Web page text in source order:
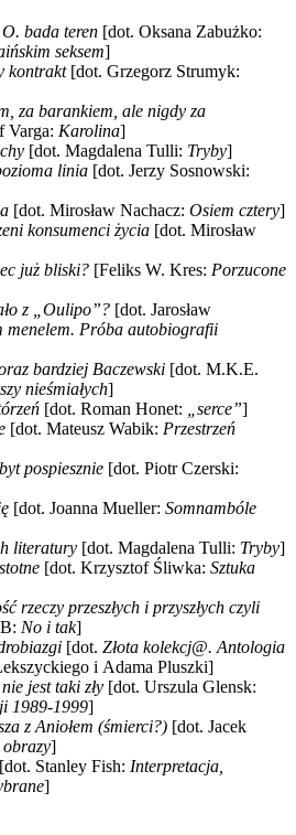
bada teren [dot. Oksana Zabużko:
seksem]
kontrakt[dot. Grzegorz Strumyk:
za barankiem, ale nigdy za
Varga: Karolina]
[dot. Magdalena Tulli: Tryby]
linia [dot. Jerzy Sosnowski:
[dot. Mirosław Nachacz: Osiem cztery]
konsumenci życia [dot. Mirosław
już bliski? [Feliks W. Kres: Porzucone
z „Oulipo”? [dot. Jarosław
menelem. Próba autobiografii
bardziej Baczewski [dot. M.K.E.
nieśmiałych]
[dot. Roman Honet: „serce”]
[dot. Mateusz Wabik: Przestrzeń
pospiesznie [dot. Piotr Czerski:
[dot. Joanna Mueller: Somnambóle
literatury [dot. Magdalena Tulli: Tryby]
[dot. Krzysztof Śliwka: Sztuka
rzeczy przeszłych i przyszłych czyli
No i tak]
[dot. Złota kolekcj@. Antologia
i Adama Pluszki]
jest taki zły [dot. Urszula Glensk:
1989-1999]
z Aniołem (śmierci?) [dot. Jacek
]
[dot. Stanley Fish: Interpretacja,
]